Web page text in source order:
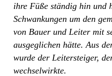
ihre Füße ständig hin und
Schwankungen um den
von Bauer und Leiter mit
ausgeglichen hätte. Aus
wurde der Leitersteiger,
wechselwirkte.